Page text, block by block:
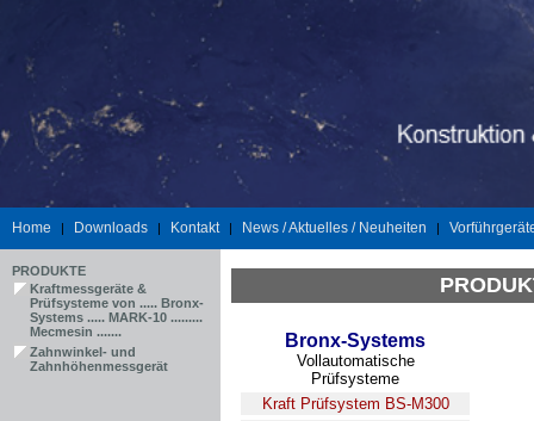
Home | Downloads | Kontakt | News / Aktuelles / Neuheiten |
PRODUKTE
Kraftmessgeräte &
Prüfsysteme von ..... Bronx-
Systems ..... MARK-10 .........
Mecmesin .......
Zahnwinkel- und
Zahnhöhenmessgerät
Bronx-Systems
Vollautomatische
Prüfsysteme
Kraft Prüfsystem BS-M300